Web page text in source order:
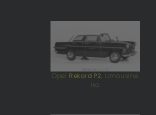
Opel Rekord P2, Limousine
Ixo